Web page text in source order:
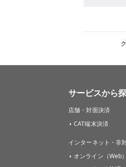
サービスから
店舗・対面決済
CAT端末決済
インターネット・非
オンライン（Web